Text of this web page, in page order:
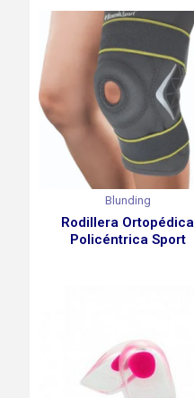
Blunding
Rodillera Ortopédica
Policéntrica Sport